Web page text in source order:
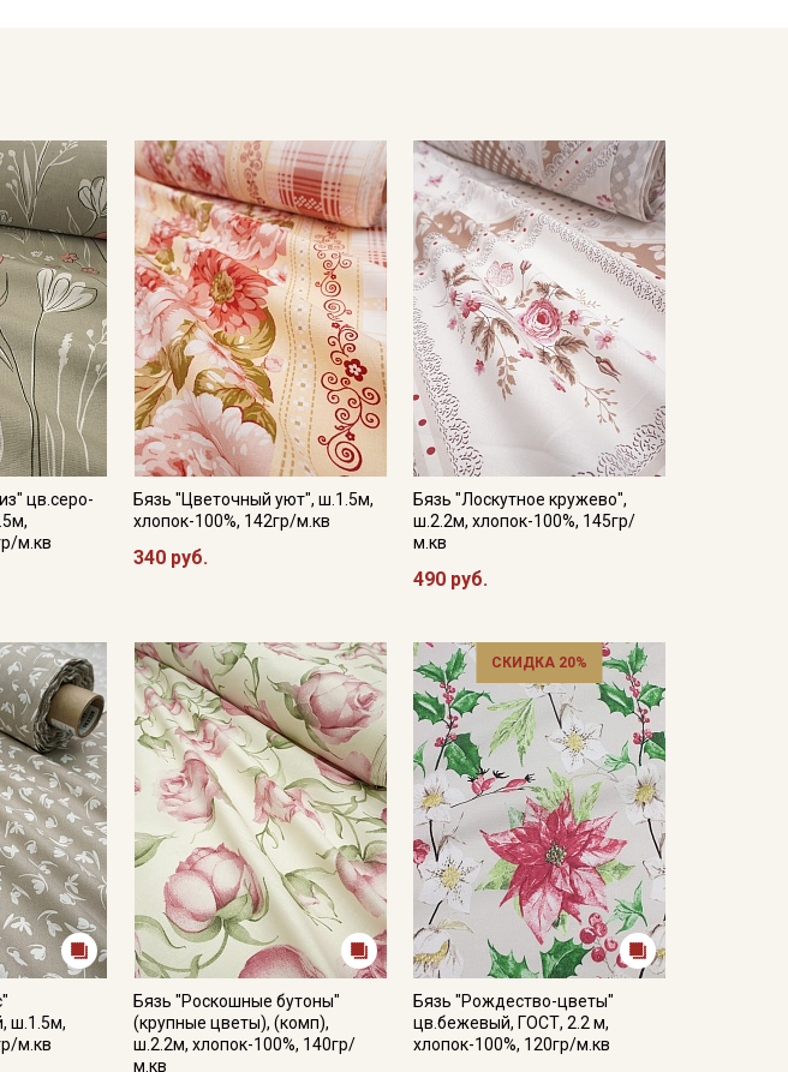
цв.серо-
м.кв
Бязь "Цветочный уют", ш.1.5м,
хлопок-100%, 142гр/м.кв
340 руб.
Бязь "Лоскутное кружево",
ш.2.2м, хлопок-100%, 145гр/
м.кв
490 руб.
ш.1.5м,
м.кв
Бязь "Роскошные бутоны"
(крупные цветы), (комп),
ш.2.2м, хлопок-100%, 140гр/
м.кв
СКИДКА 20%
Бязь "Рождество-цветы"
цв.бежевый, ГОСТ, 2.2 м,
хлопок-100%, 120гр/м.кв
от
30% на узкие
персональных
персональных
и